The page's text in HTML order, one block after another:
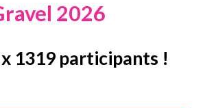
2026
1319 participants !